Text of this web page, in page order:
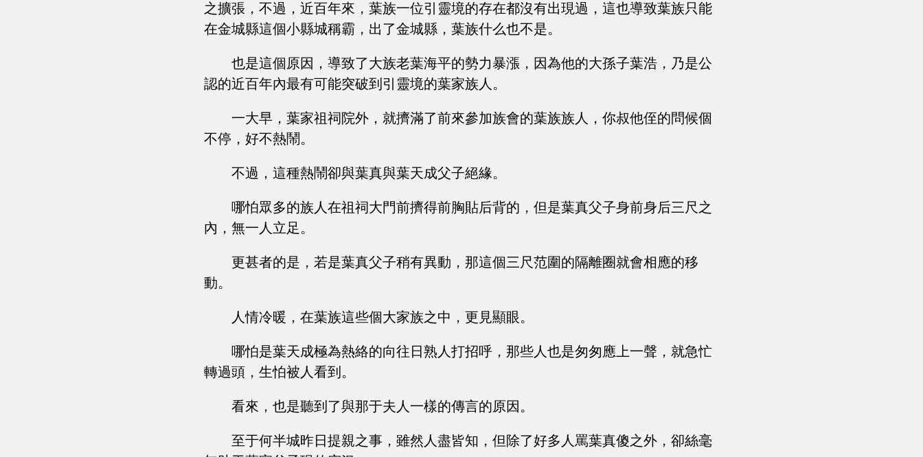
之擴張，不過，近百年來，葉族一位引靈境的存在都沒有出現過，這也導致葉族只能
在金城縣這個小縣城稱霸，出了金城縣，葉族什么也不是。
也是這個原因，導致了大族老葉海平的勢力暴漲，因為他的大孫子葉浩，乃是公
認的近百年內最有可能突破到引靈境的葉家族人。
一大早，葉家祖祠院外，就擠滿了前來參加族會的葉族族人，你叔他侄的問候個
不停，好不熱鬧。
不過，這種熱鬧卻與葉真與葉天成父子絕緣。
哪怕眾多的族人在祖祠大門前擠得前胸貼后背的，但是葉真父子身前身后三尺之
內，無一人立足。
更甚者的是，若是葉真父子稍有異動，那這個三尺范圍的隔離圈就會相應的移
動。
人情冷暖，在葉族這些個大家族之中，更見顯眼。
哪怕是葉天成極為熱絡的向往日熟人打招呼，那些人也是匆匆應上一聲，就急忙
轉過頭，生怕被人看到。
看來，也是聽到了與那于夫人一樣的傳言的原因。
至于何半城昨日提親之事，雖然人盡皆知，但除了好多人罵葉真傻之外，卻絲毫